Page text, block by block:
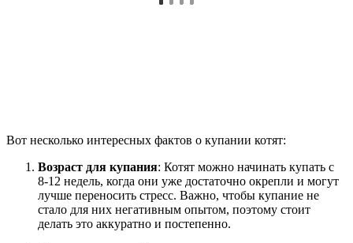
Вот несколько интересных фактов о купании котят:
Возраст для купания: Котят можно начинать купать с
8-12 недель, когда они уже достаточно окрепли и могут
лучше переносить стресс. Важно, чтобы купание не
стало для них негативным опытом, поэтому стоит
делать это аккуратно и постепенно.